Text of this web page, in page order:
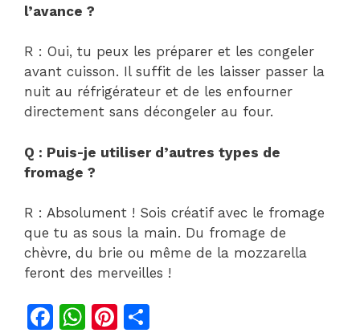
l’avance ?
R : Oui, tu peux les préparer et les congeler
avant cuisson. Il suffit de les laisser passer la
nuit au réfrigérateur et de les enfourner
directement sans décongeler au four.
Q : Puis-je utiliser d’autres types de
fromage ?
R : Absolument ! Sois créatif avec le fromage
que tu as sous la main. Du fromage de
chèvre, du brie ou même de la mozzarella
feront des merveilles !
F
W Pi